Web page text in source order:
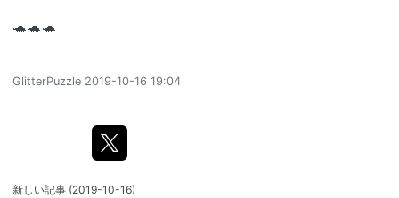
🐢🐢🐢
GlitterPuzzle 2019-10-16 19:04
新しい記事 (2019-10-16)